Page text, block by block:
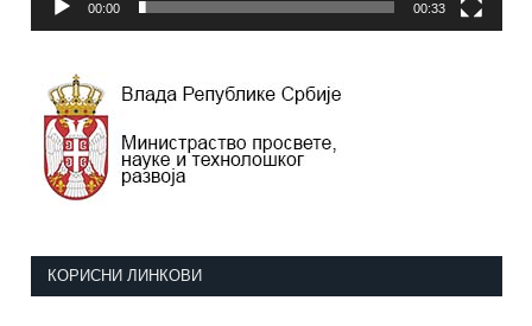
00:00 00:33
КОРИСНИ ЛИНКОВИ